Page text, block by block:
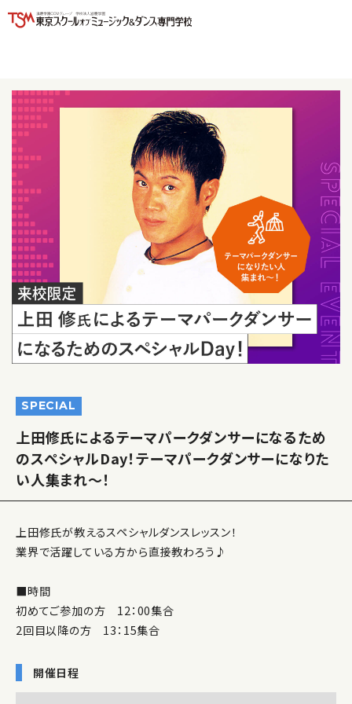
SPECIAL
上田修氏によるテーマパークダンサーになるため
のスペシャルDay！テーマパークダンサーになりた
い人集まれ～！
上田修氏が教えるスペシャルダンスレッスン！
業界で活躍している方から直接教わろう♪
■時間
初めてご参加の方 12：00集合
2回目以降の方 13：15集合
開催日程